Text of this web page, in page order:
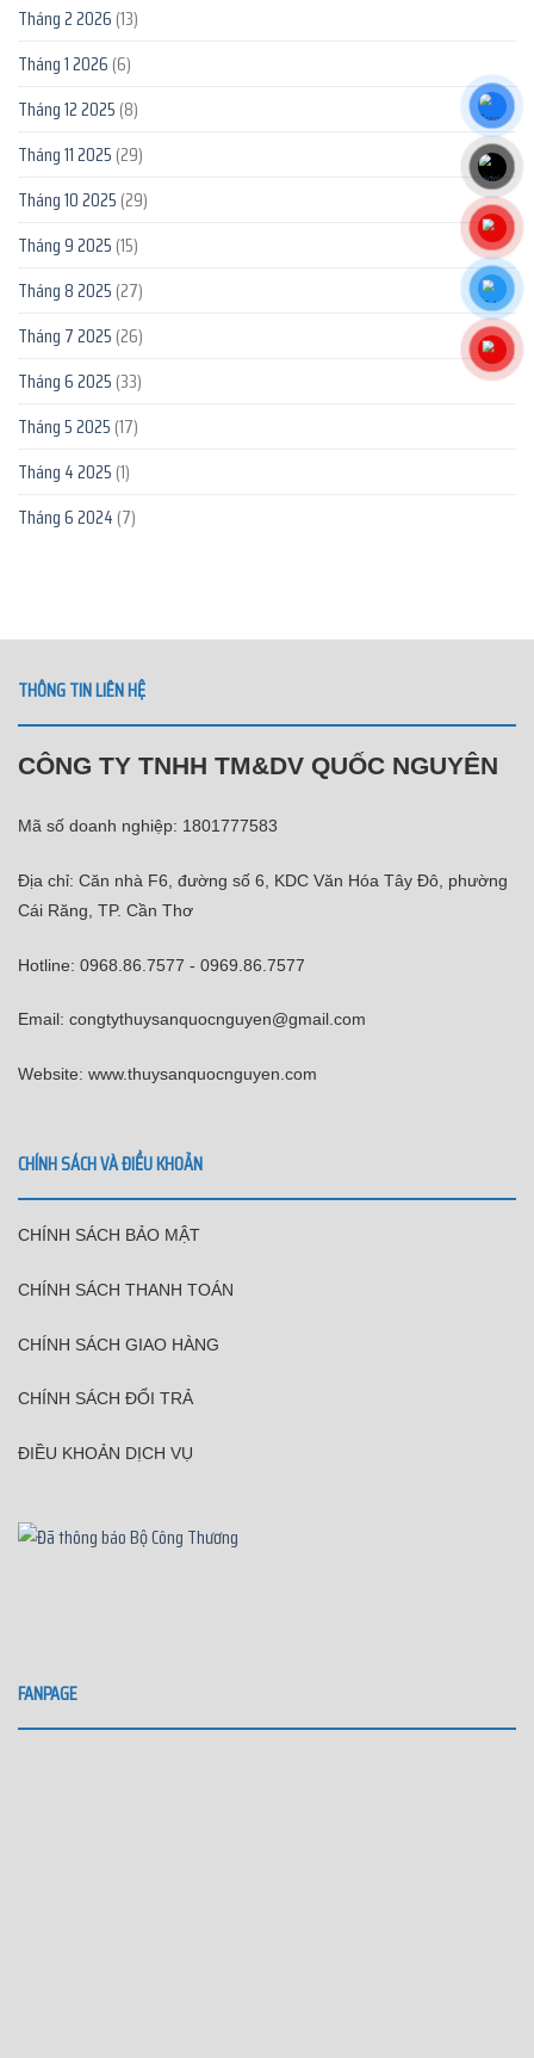
Tháng 2 2026 (13)
Tháng 1 2026 (6)
Tháng 12 2025 (8)
Tháng 11 2025 (29)
Tháng 10 2025 (29)
Tháng 9 2025 (15)
Tháng 8 2025 (27)
Tháng 7 2025 (26)
Tháng 6 2025 (33)
Tháng 5 2025 (17)
Tháng 4 2025 (1)
Tháng 6 2024 (7)
THÔNG TIN LIÊN HỆ
CÔNG TY TNHH TM&DV QUỐC NGUYÊN
Mã số doanh nghiệp: 1801777583
Địa chỉ: Căn nhà F6, đường số 6, KDC Văn Hóa Tây Đô, phường
Cái Răng, TP. Cần Thơ
Hotline: 0968.86.7577 - 0969.86.7577
Email: congtythuysanquocnguyen@gmail.com
Website: www.thuysanquocnguyen.com
CHÍNH SÁCH VÀ ĐIỀU KHOẢN
CHÍNH SÁCH BẢO MẬT
CHÍNH SÁCH THANH TOÁN
CHÍNH SÁCH GIAO HÀNG
CHÍNH SÁCH ĐỔI TRẢ
ĐIỀU KHOẢN DỊCH VỤ
FANPAGE